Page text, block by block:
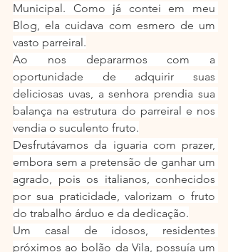
Municipal. Como já contei em meu
Blog, ela cuidava com esmero de um
vasto parreiral.
Ao nos depararmos com a
oportunidade de adquirir suas
deliciosas uvas, a senhora prendia sua
balança na estrutura do parreiral e nos
vendia o suculento fruto.
Desfrutávamos da iguaria com prazer,
embora sem a pretensão de ganhar um
agrado, pois os italianos, conhecidos
por sua praticidade, valorizam o fruto
do trabalho árduo e da dedicação.
Um casal de idosos, residentes
próximos ao bolão da Vila, possuía um